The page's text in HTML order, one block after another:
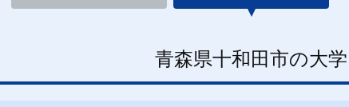
青森県十和田市の大